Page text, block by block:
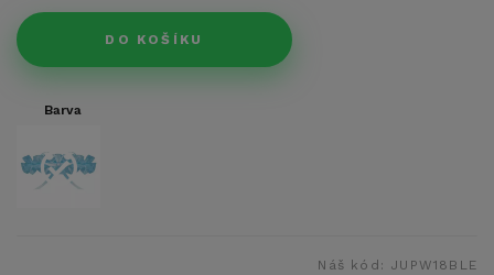
DO KOŠÍKU
Barva
Náš kód: JUPW18BLE